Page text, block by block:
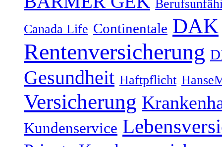
Canada Life Continentale DAK
Rentenversicherung
Gesundheit Haftpflicht
Versicherung
Kundenservice